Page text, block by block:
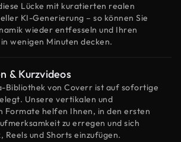
Lücke mit kuratierten realen
KI-Generierung – so können Sie
wieder entfesseln und Ihren
wenigen Minuten decken.
& Kurzvideos
Bibliothek von Coverr ist auf sofortige
Unsere vertikalen und
Formate helfen Ihnen, in den ersten
zu erregen und sich
Reels und Shorts einzufügen.